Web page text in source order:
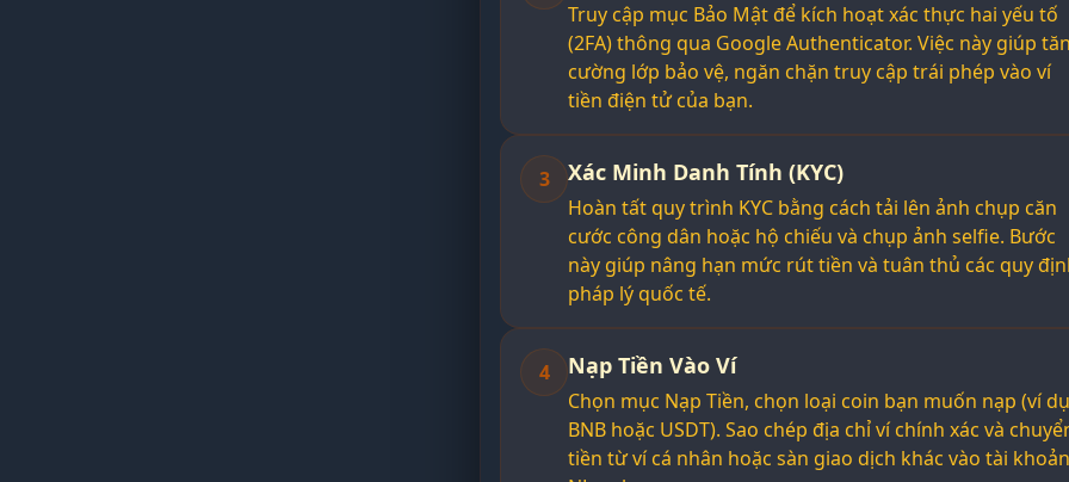
Truy cập mục Bảo Mật để kích hoạt xác thực hai yếu tố
(2FA) thông qua Google Authenticator. Việc này giúp
cường lớp bảo vệ, ngăn chặn truy cập trái phép vào ví
tiền điện tử của bạn.
3 Xác Minh Danh Tính (KYC)
Hoàn tất quy trình KYC bằng cách tải lên ảnh chụp căn
cước công dân hoặc hộ chiếu và chụp ảnh selfie. Bước
này giúp nâng hạn mức rút tiền và tuân thủ các quy
pháp lý quốc tế.
4 Nạp Tiền Vào Ví
Chọn mục Nạp Tiền, chọn loại coin bạn muốn nạp (ví
BNB hoặc USDT). Sao chép địa chỉ ví chính xác và
tiền từ ví cá nhân hoặc sàn giao dịch khác vào tài khoản